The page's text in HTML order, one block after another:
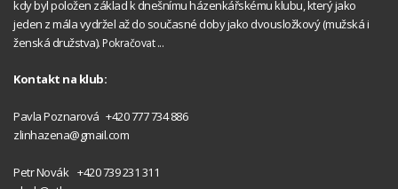
kdy byl položen základ k dnešnímu házenkářskému klubu, který jako
jeden z mála vydržel až do současné doby jako dvousložkový (mužská i
ženská družstva). Pokračovat ...
Kontakt na klub:
Pavla Poznarová +420 777 734 886
zlinhazena@gmail.com
Petr Novák +420 739 231 311
Club Zlín
Club Zlín